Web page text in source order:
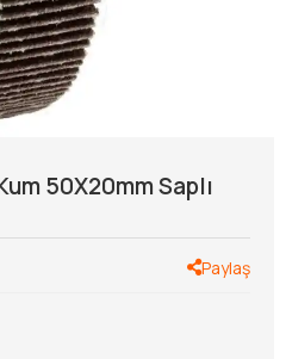
50X20mm Saplı
Paylaş